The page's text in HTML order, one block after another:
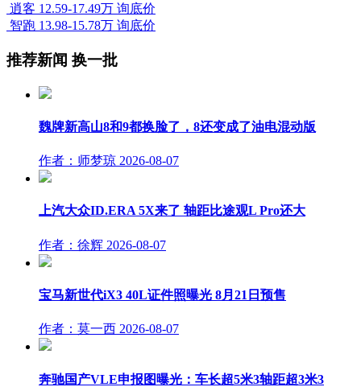
逍客 12.59-17.49万 询底价
智跑 13.98-15.78万 询底价
推荐新闻 换一批
魏牌新高山8和9都换脸了，8还变成了油电混动版
作者：师梦琼 2026-08-07
上汽大众ID.ERA 5X来了 轴距比途观L Pro还大
作者：徐辉 2026-08-07
宝马新世代iX3 40L证件照曝光 8月21日预售
作者：莫一西 2026-08-07
奔驰国产VLE申报图曝光：车长超5米3轴距超3米3